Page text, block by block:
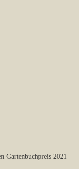
Gartenbuchpreis 2021